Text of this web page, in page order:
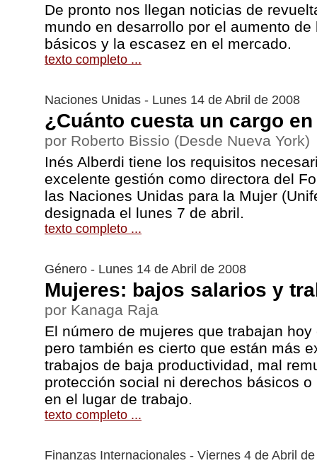
De pronto nos llegan noticias de
mundo en desarrollo por el aumento
básicos y la escasez en el mercado.
texto completo ...
Naciones Unidas - Lunes 14 de Abril de 2008
¿Cuánto cuesta un cargo
por Roberto Bissio (Desde Nueva York)
Inés Alberdi tiene los requisitos
excelente gestión como directora del
las Naciones Unidas para la Mujer
designada el lunes 7 de abril.
texto completo ...
Género - Lunes 14 de Abril de 2008
Mujeres: bajos salarios y
por Kanaga Raja
El número de mujeres que trabajan
pero también es cierto que están más
trabajos de baja productividad, mal
protección social ni derechos básicos
en el lugar de trabajo.
texto completo ...
Finanzas Internacionales - Viernes 4 de Abril